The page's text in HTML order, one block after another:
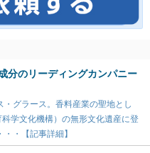
分のリーディングカンパニー
・グラース。香料産業の聖地とし
学文化機構）の無形文化遺産に登
・【記事詳細】